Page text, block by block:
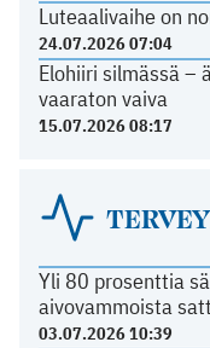
Luteaalivaihe on
24.07.2026 07:04
Elohiiri silmässä –
vaaraton vaiva
15.07.2026 08:17
Yli 80 prosenttia
aivovammoista
03.07.2026 10:39